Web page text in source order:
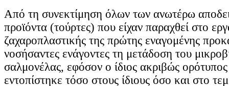
Από τη συνεκτίμηση όλων των ανωτέρω
προϊόντα (τούρτες) που είχαν παραχθεί στο
ζαχαροπλαστικής της πρώτης εναγομένης
νοσήσαντες ενάγοντες τη μετάδοση του
σαλμονέλας, εφόσον ο ίδιος ακριβώς
εντοπίστηκε τόσο στους ίδιους όσο και στο